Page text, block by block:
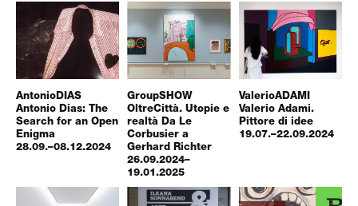
Antonio DIAS
Antonio Dias: The
Search for an Open
Enigma
28.09.–08.12.2024
GroupSHOW
OltreCittà. Utopie e
realtà Da Le
Corbusier a
Gerhard Richter
26.09.2024–
19.01.2025
ValerioADAMI
Valerio Adami.
Pittore di idee
19.07.–22.09.2024